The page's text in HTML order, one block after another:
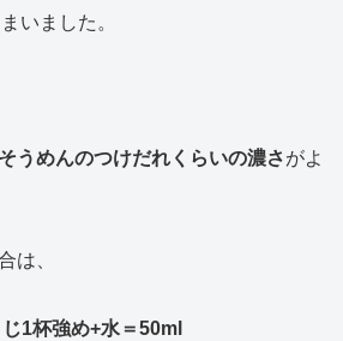
いました。
うめんのつけだれくらいの濃さがよ
は、
1杯強め+水＝50ml